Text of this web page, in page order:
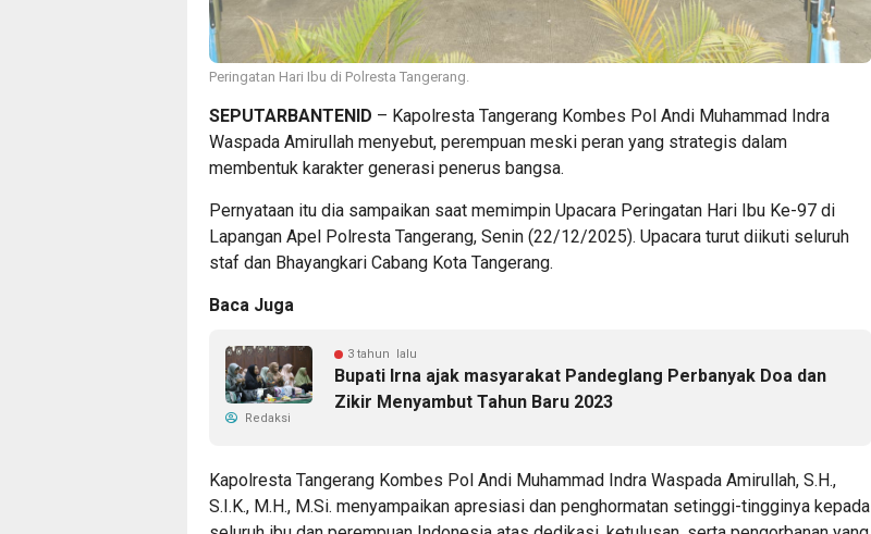
Peringatan Hari Ibu di Polresta Tangerang.
SEPUTARBANTENID – Kapolresta Tangerang Kombes Pol Andi Muhammad Indra
Waspada Amirullah menyebut, perempuan meski peran yang strategis dalam
membentuk karakter generasi penerus bangsa.
Pernyataan itu dia sampaikan saat memimpin Upacara Peringatan Hari Ibu Ke-97 di
Lapangan Apel Polresta Tangerang, Senin (22/12/2025). Upacara turut diikuti seluruh
staf dan Bhayangkari Cabang Kota Tangerang.
Baca Juga
3 tahun lalu
Bupati Irna ajak masyarakat Pandeglang Perbanyak Doa dan
Zikir Menyambut Tahun Baru 2023
Redaksi
Kapolresta Tangerang Kombes Pol Andi Muhammad Indra Waspada Amirullah, S.H.,
S.I.K., M.H., M.Si. menyampaikan apresiasi dan penghormatan setinggi-tingginya kepada